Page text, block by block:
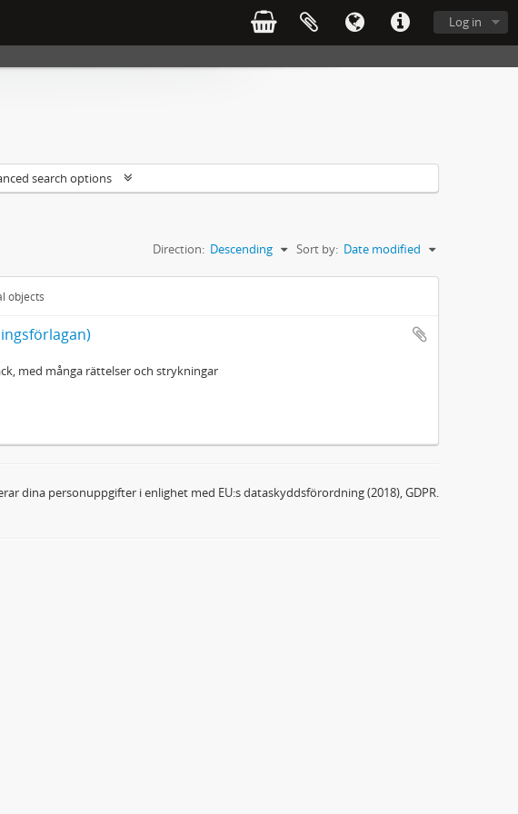
Log in
search options
Sort by: Date modified
Direction: Descending
objects
med många rättelser och strykningar
dina personuppgifter i enlighet med EU:s dataskyddsförordning (2018), GDPR.